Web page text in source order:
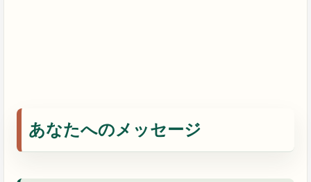
あなたへのメッセージ